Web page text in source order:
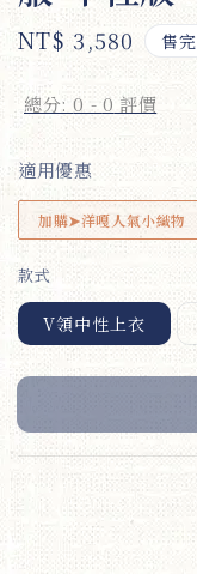
Regular
price
NT$ 3,580 售完
總分:0 - 0 評價
適用優惠
加購➤洋嘎人氣小織物
款式
V領中性上衣